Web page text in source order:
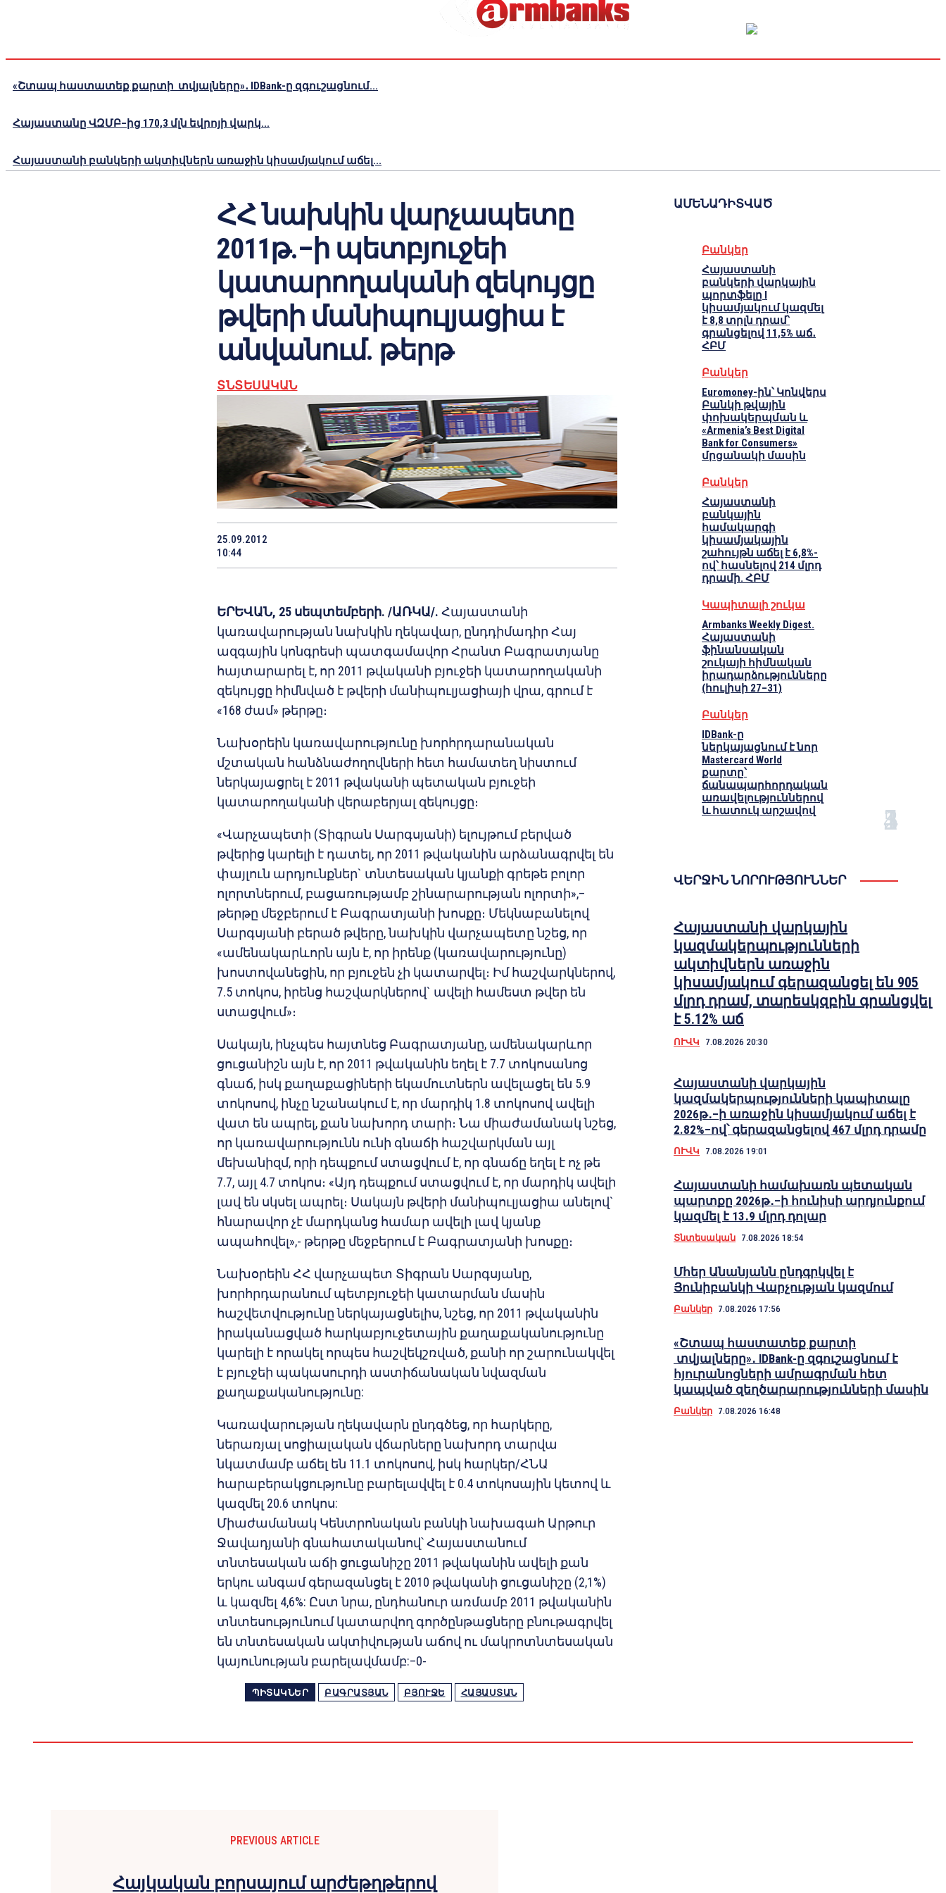
«Շտապ հաստատեք քարտի տվյալները»․ IDBank-ը զգուշացնում...
Հայաստանը ՎԶՄԲ–ից 170,3 մլն եվրոյի վարկ...
Հայաստանի բանկերի ակտիվներն առաջին կիսամյակում աճել...
ՀՀ նախկին վարչապետը
2011թ.–ի պետբյուջեի
կատարողականի զեկույցը
թվերի մանիպուլյացիա է
անվանում. թերթ
ՏՆՏԵՍԱԿԱՆ
25.09.2012
10:44
ԵՐԵՎԱՆ, 25 սեպտեմբերի. /ԱՌԿԱ/. Հայաստանի
կառավարության նախկին ղեկավար, ընդդիմադիր Հայ
ազգային կոնգրեսի պատգամավոր Հրանտ Բագրատյանը
հայտարարել է, որ 2011 թվականի բյուջեի կատարողականի
զեկույցը հիմնված է թվերի մանիպուլյացիայի վրա, գրում է
«168 ժամ» թերթը։
Նախօրեին կառավարությունը խորհրդարանական
մշտական հանձնաժողովների հետ համատեղ նիստում
ներկայացրել է 2011 թվականի պետական բյուջեի
կատարողականի վերաբերյալ զեկույցը։
«Վարչապետի (Տիգրան Սարգսյանի) ելույթում բերված
թվերից կարելի է դատել, որ 2011 թվականին արձանագրվել են
փայլուն արդյունքներ` տնտեսական կյանքի գրեթե բոլոր
ոլորտներում, բացառությամբ շինարարության ոլորտի»,–
թերթը մեջբերում է Բագրատյանի խոսքը։ Մեկնաբանելով
Սարգսյանի բերած թվերը, նախկին վարչապետը նշեց, որ
«ամենակարևորն այն է, որ իրենք (կառավարությունը)
խոստովանեցին, որ բյուջեն չի կատարվել։ Իմ հաշվարկներով,
7.5 տոկոս, իրենց հաշվարկներով` ավելի համեստ թվեր են
ստացվում»։
Սակայն, ինչպես հայտնեց Բագրատյանը, ամենակարևոր
ցուցանիշն այն է, որ 2011 թվականին եղել է 7.7 տոկոսանոց
գնաճ, իսկ քաղաքացիների եկամուտներն ավելացել են 5.9
տոկոսով, ինչը նշանակում է, որ մարդիկ 1.8 տոկոսով ավելի
վատ են ապրել, քան նախորդ տարի։ Նա միաժամանակ նշեց,
որ կառավարությունն ունի գնաճի հաշվարկման այլ
մեխանիզմ, որի դեպքում ստացվում է, որ գնաճը եղել է ոչ թե
7.7, այլ 4.7 տոկոս։ «Այդ դեպքում ստացվում է, որ մարդիկ ավելի
լավ են սկսել ապրել։ Սակայն թվերի մանիպուլյացիա անելով`
հնարավոր չէ մարդկանց համար ավելի լավ կյանք
ապահովել»,- թերթը մեջբերում է Բագրատյանի խոսքը։
Նախօրեին ՀՀ վարչապետ Տիգրան Սարգսյանը,
խորհրդարանում պետբյուջեի կատարման մասին
հաշվետվությունը ներկայացնելիս, նշեց, որ 2011 թվականին
իրականացված հարկաբյուջետային քաղաքականությունը
կարելի է որակել որպես հաշվեկշռված, քանի որ շարունակվել
է բյուջեի պակասուրդի աստիճանական նվազման
քաղաքականությունը:
Կառավարության ղեկավարն ընդգծեց, որ հարկերը,
ներառյալ սոցիալական վճարները նախորդ տարվա
նկատմամբ աճել են 11.1 տոկոսով, իսկ հարկեր/ՀՆԱ
հարաբերակցությունը բարելավվել է 0.4 տոկոսային կետով և
կազմել 20.6 տոկոս:
Միաժամանակ Կենտրոնական բանկի նախագահ Արթուր
Ջավադյանի գնահատականով՝ Հայաստանում
տնտեսական աճի ցուցանիշը 2011 թվականին ավելի քան
երկու անգամ գերազանցել է 2010 թվականի ցուցանիշը (2,1%)
և կազմել 4,6%: Ըստ նրա, ընդհանուր առմամբ 2011 թվականին
տնտեսությունում կատարվող գործընթացները բնութագրվել
են տնտեսական ակտիվության աճով ու մակրոտնտեսական
կայունության բարելավմամբ:–0-
ՊԻՏԱԿՆԵՐ ԲԱԳՐԱՏՅԱՆ ԲՅՈՒՋԵ ՀԱՅԱՍՏԱՆ
ԱՄԵՆԱԴԻՏՎԱԾ
Բանկեր
Հայաստանի
բանկերի վարկային
պորտֆելը I
կիսամյակում կազմել
է 8,8 տրլն դրամ՝
գրանցելով 11,5% աճ․
ՀԲՄ
Բանկեր
Euromoney-ին՝ Կոնվերս
Բանկի թվային
փոխակերպման և
«Armenia’s Best Digital
Bank for Consumers»
մրցանակի մասին
Բանկեր
Հայաստանի
բանկային
համակարգի
կիսամյակային
շահույթն աճել է 6,8%-
ով՝ հասնելով 214 մլրդ
դրամի. ՀԲՄ
Կապիտալի շուկա
Armbanks Weekly Digest.
Հայաստանի
ֆինանսական
շուկայի հիմնական
իրադարձությունները
(հուլիսի 27–31)
Բանկեր
IDBank-ը
ներկայացնում է նոր
Mastercard World
քարտը՝
ճանապարհորդական
առավելություններով
և հատուկ արշավով
ՎԵՐՋԻՆ ՆՈՐՈՒԹՅՈՒՆՆԵՐ
Հայաստանի վարկային
կազմակերպությունների
ակտիվներն առաջին
կիսամյակում գերազանցել են 905
մլրդ դրամ, տարեսկզբին գրանցվել
է 5.12% աճ
ՈՒՎԿ 7.08.2026 20:30
Հայաստանի վարկային
կազմակերպությունների կապիտալը
2026թ․–ի առաջին կիսամյակում աճել է
2.82%–ով՝ գերազանցելով 467 մլրդ դրամը
ՈՒՎԿ 7.08.2026 19:01
Հայաստանի համախառն պետական
պարտքը 2026թ․–ի հունիսի արդյունքում
կազմել է 13․9 մլրդ դոլար
Տնտեսական 7.08.2026 18:54
Մհեր Անանյանն ընդգրկվել է
Յունիբանկի Վարչության կազմում
Բանկեր 7.08.2026 17:56
«Շտապ հաստատեք քարտի
տվյալները»․ IDBank-ը զգուշացնում է
հյուրանոցների ամրագրման հետ
կապված զեղծարարությունների մասին
Բանկեր 7.08.2026 16:48
PREVIOUS ARTICLE
Հայկական բորսայում արժեթղթերով